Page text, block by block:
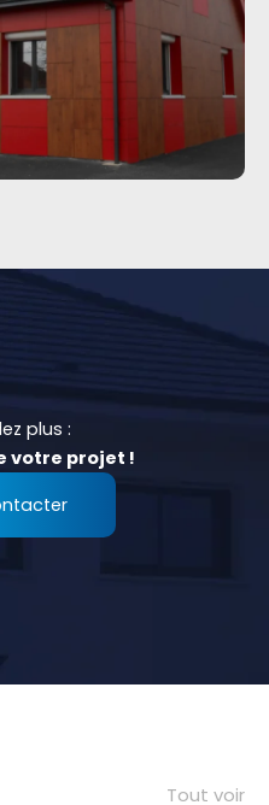
plus :
votre projet !
Tout voir